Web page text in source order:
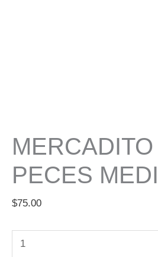
PECES
$75.00